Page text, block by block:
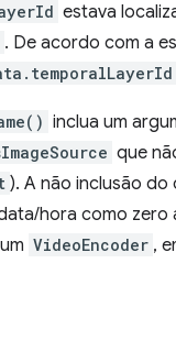
estava
. De acordo com a
inclua um
que
). A não inclusão
hora como
VideoEncoder ,